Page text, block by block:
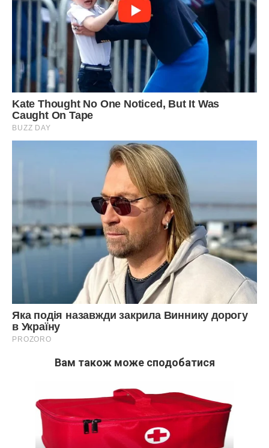
Вам також може сподобатися